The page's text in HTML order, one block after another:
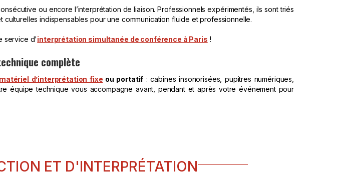
ou encore l’interprétation de liaison. Professionnels expérimentés, ils sont triés
indispensables pour une communication fluide et professionnelle.
service d'interprétation simultanée de conférence à Paris !
complète
matériel d’interprétation fixe ou portatif : cabines insonorisées, pupitres numériques,
équipe technique vous accompagne avant, pendant et après votre événement pour
ET D'INTERPRÉTATION